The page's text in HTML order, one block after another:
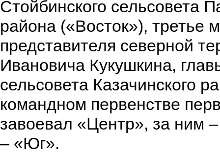
Стойбинского сельсовета
района («Восток»), третье
представителя северной
Ивановича Кукушкина,
сельсовета Казачинского
командном первенстве
завоевал «Центр», за ним
– «Юг».